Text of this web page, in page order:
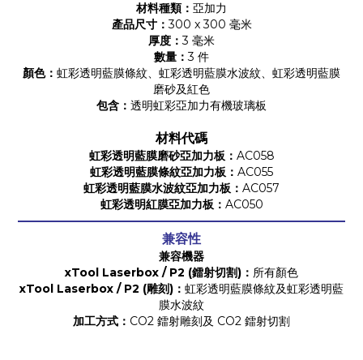
材料種類： 亞加力
產品尺寸：300 x 300 毫米
厚度：3 毫米
數量：3 件
顏色： 虹彩透明藍膜條紋、虹彩透明藍膜水波紋、虹彩透明藍膜
磨砂及紅色
包含： 透明虹彩亞加力有機玻璃板
材料代碼
虹彩透明藍膜磨砂亞加力板： AC058
虹彩透明藍膜條紋亞加力板： AC055
虹彩透明藍膜水波紋亞加力板： AC057
虹彩透明紅膜亞加力板： AC050
兼容性
兼容機器
xTool Laserbox / P2 (鐳射切割)： 所有顏色
xTool Laserbox / P2 (雕刻)： 虹彩透明藍膜條紋及虹彩透明藍
膜水波紋
加工方式： CO2 鐳射雕刻及 CO2 鐳射切割